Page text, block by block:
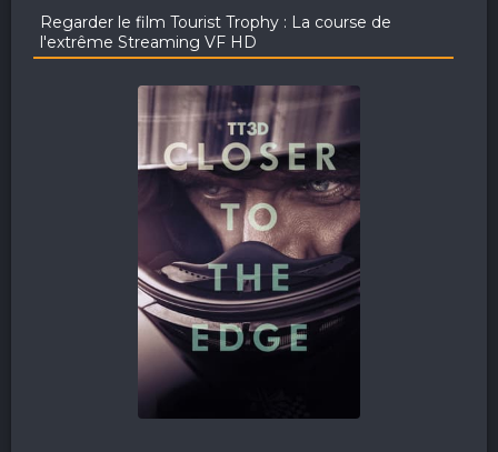
Regarder le film Tourist Trophy : La course de
l'extrême Streaming VF HD